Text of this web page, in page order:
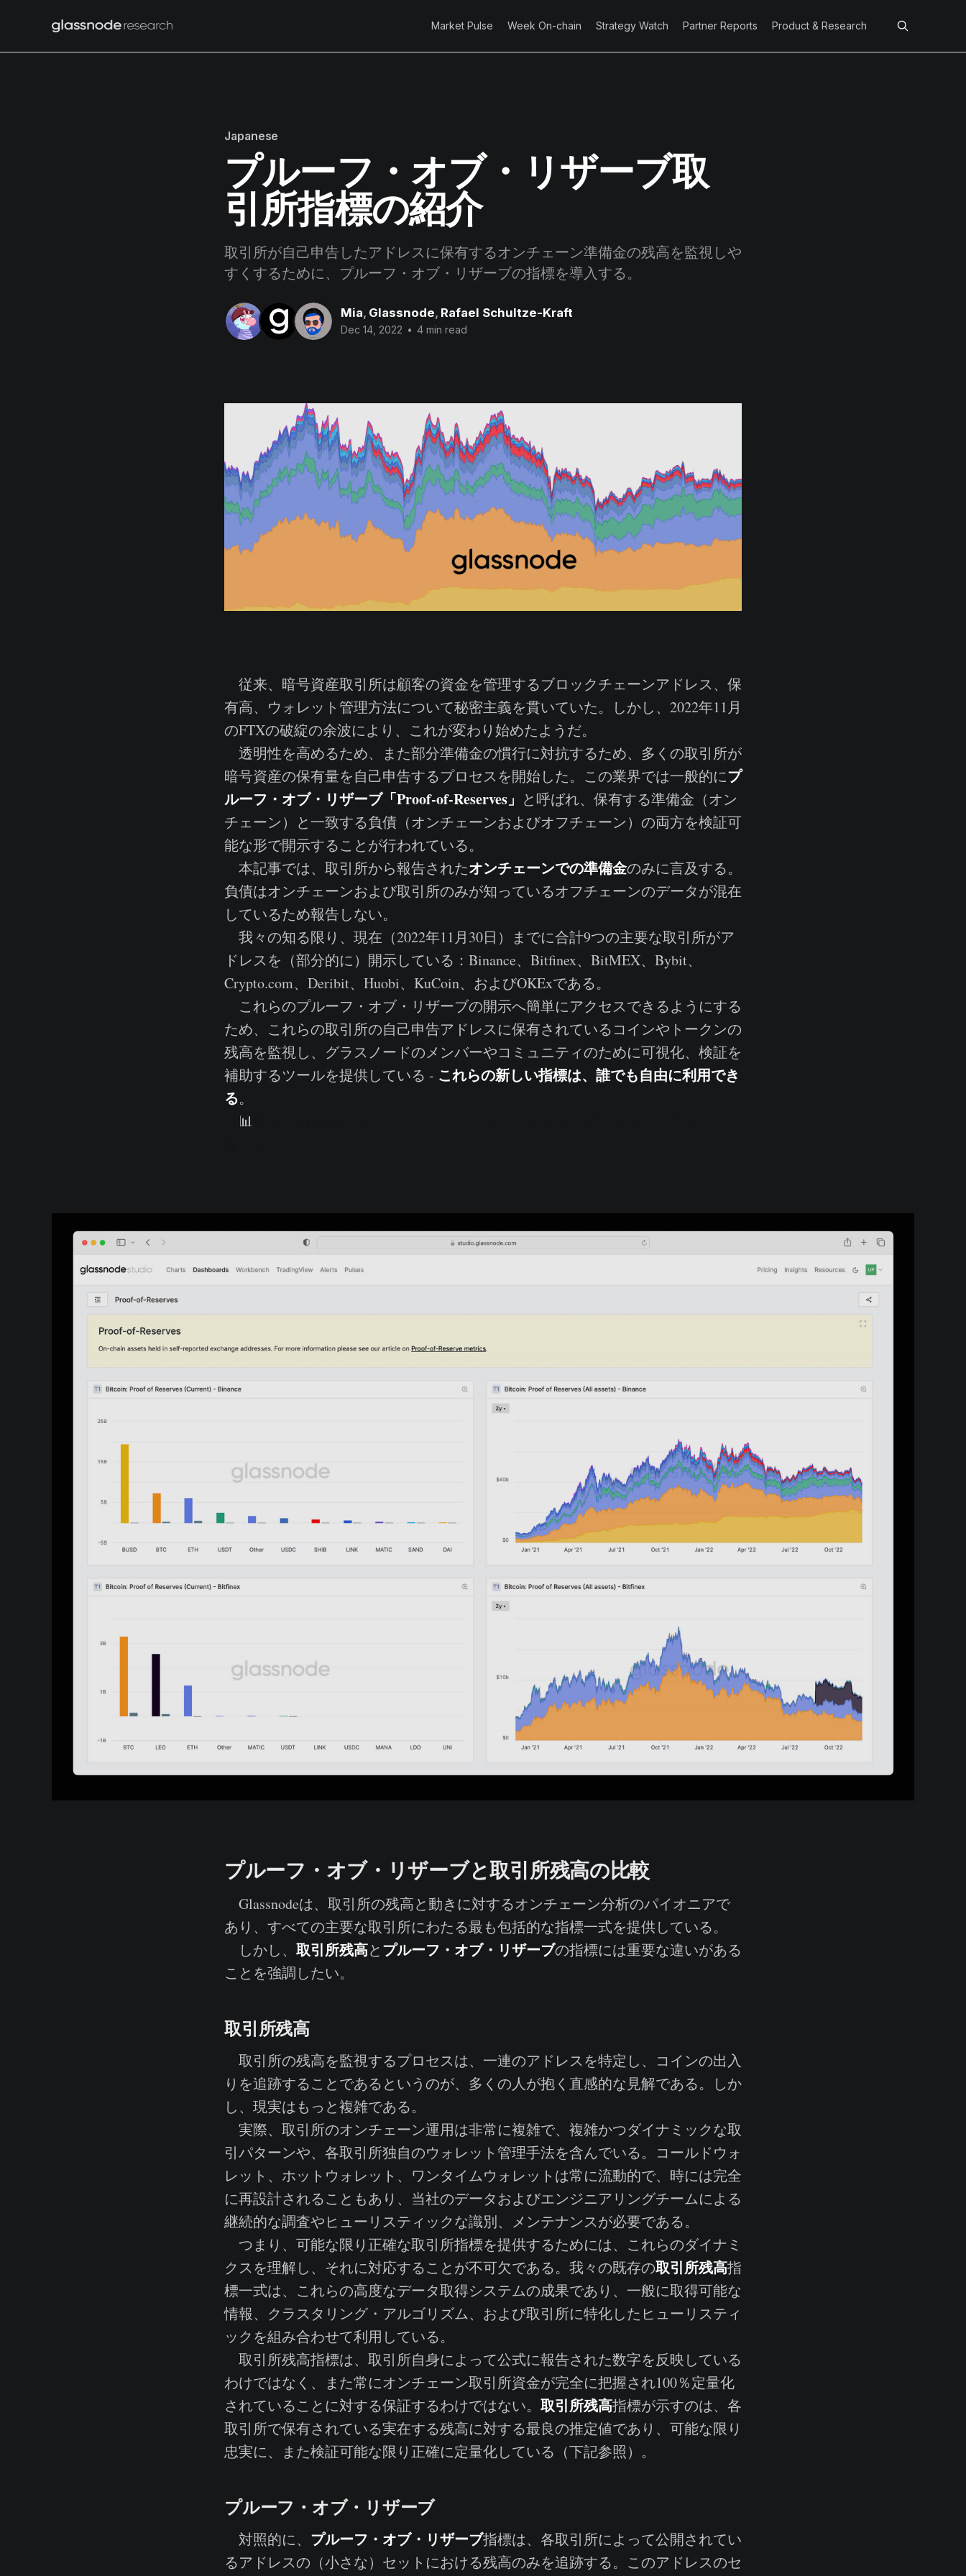
Market Pulse Week On-chain Strategy Watch Partner Reports Product & Research
Japanese
プルーフ・オブ・リザーブ取
引所指標の紹介
取引所が自己申告したアドレスに保有するオンチェーン準備金の残高を監視しや
すくするために、プルーフ・オブ・リザーブの指標を導入する。
Mia, Glassnode, Rafael Schultze-Kraft
Dec 14, 2022 • 4 min read
従来、暗号資産取引所は顧客の資金を管理するブロックチェーンアドレス、保
有高、ウォレット管理方法について秘密主義を貫いていた。しかし、2022年11月
のFTXの破綻の余波により、これが変わり始めたようだ。
透明性を高めるため、また部分準備金の慣行に対抗するため、多くの取引所が
暗号資産の保有量を自己申告するプロセスを開始した。この業界では一般的にプ
ルーフ・オブ・リザーブ「Proof-of-Reserves」 と呼ばれ、保有する準備金（オン
チェーン）と一致する負債（オンチェーンおよびオフチェーン）の両方を検証可
能な形で開示することが行われている。
本記事では、取引所から報告されたオンチェーンでの準備金のみに言及する。
負債はオンチェーンおよび取引所のみが知っているオフチェーンのデータが混在
しているため報告しない。
我々の知る限り、現在（2022年11月30日）までに合計9つの主要な取引所がア
ドレスを（部分的に）開示している：Binance、Bitfinex、BitMEX、Bybit、
Crypto.com、Deribit、Huobi、KuCoin、およびOKExである。
これらのプルーフ・オブ・リザーブの開示へ簡単にアクセスできるようにする
ため、これらの取引所の自己申告アドレスに保有されているコインやトークンの
残高を監視し、グラスノードのメンバーやコミュニティのために可視化、検証を
補助するツールを提供している - これらの新しい指標は、誰でも自由に利用でき
る。
📊
プルーフ・オブ・リザーブと取引所残高の比較
Glassnodeは、取引所の残高と動きに対するオンチェーン分析のパイオニアで
あり、すべての主要な取引所にわたる最も包括的な指標一式を提供している。
しかし、 取引所残高とプルーフ・オブ・リザーブの指標には重要な違いがある
ことを強調したい。
取引所残高
取引所の残高を監視するプロセスは、一連のアドレスを特定し、コインの出入
りを追跡することであるというのが、多くの人が抱く直感的な見解である。しか
し、現実はもっと複雑である。
実際、取引所のオンチェーン運用は非常に複雑で、複雑かつダイナミックな取
引パターンや、各取引所独自のウォレット管理手法を含んでいる。コールドウォ
レット、ホットウォレット、ワンタイムウォレットは常に流動的で、時には完全
に再設計されることもあり、当社のデータおよびエンジニアリングチームによる
継続的な調査やヒューリスティックな識別、メンテナンスが必要である。
つまり、可能な限り正確な取引所指標を提供するためには、これらのダイナミ
クスを理解し、それに対応することが不可欠である。我々の既存の取引所残高指
標一式は、これらの高度なデータ取得システムの成果であり、一般に取得可能な
情報、クラスタリング・アルゴリズム、および取引所に特化したヒューリスティ
ックを組み合わせて利用している。
取引所残高指標は、取引所自身によって公式に報告された数字を反映している
わけではなく、また常にオンチェーン取引所資金が完全に把握され100％定量化
されていることに対する保証するわけではない。 取引所残高指標が示すのは、各
取引所で保有されている実在する残高に対する最良の推定値であり、可能な限り
忠実に、また検証可能な限り正確に定量化している（下記参照）。
プルーフ・オブ・リザーブ
対照的に、 プルーフ・オブ・リザーブ指標は、各取引所によって公開されてい
るアドレスの（小さな）セットにおける残高のみを追跡する。このアドレスのセ